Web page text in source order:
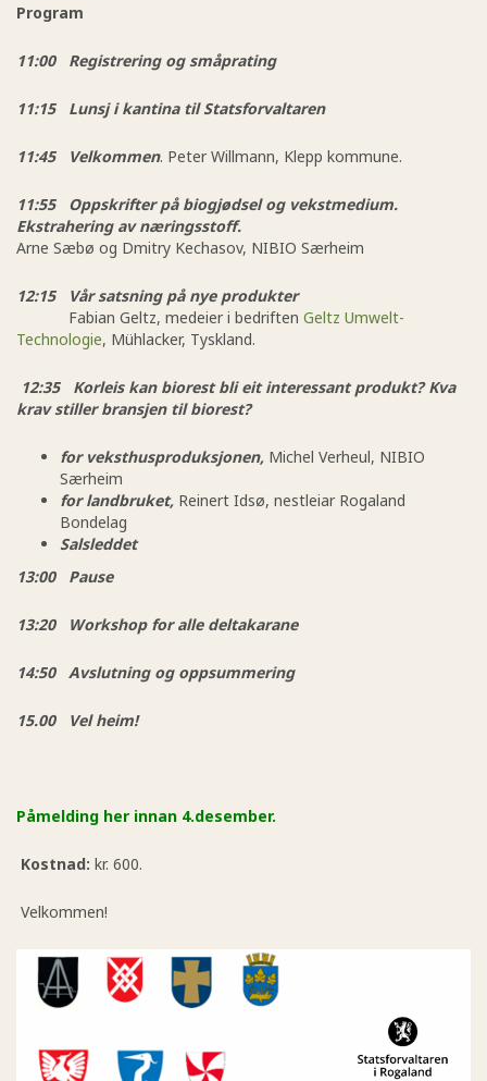
Program
11:00 Registrering og småprating
11:15 Lunsj i kantina til Statsforvaltaren
11:45 Velkommen. Peter Willmann, Klepp kommune.
11:55 Oppskrifter på biogjødsel og vekstmedium.
Ekstrahering av næringsstoff.
Arne Sæbø og Dmitry Kechasov, NIBIO Særheim
12:15 Vår satsning på nye produkter
Fabian Geltz, medeier i bedriften Geltz Umwelt-
Technologie, Mühlacker, Tyskland.
12:35 Korleis kan biorest bli eit interessant produkt? Kva
krav stiller bransjen til biorest?
for veksthusproduksjonen, Michel Verheul, NIBIO
Særheim
for landbruket, Reinert Idsø, nestleiar Rogaland
Bondelag
Salsleddet
13:00
Pause
13:20 Workshop for alle deltakarane
14:50 Avslutning og oppsummering
15.00 Vel heim!
Påmelding her innan 4.desember.
Kostnad: kr. 600.
Velkommen!